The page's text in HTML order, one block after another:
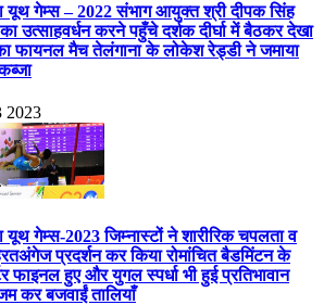
यूथ गेम्स – 2022 संभाग आयुक्त श्री दीपक सिंह
उत्साहवर्धन करने पहुँचे दर्शक दीर्घा में बैठकर देखा
फायनल मैच तेलंगाना के लोकेश रेड्डी ने जमाया
2023
यूथ गेम्स-2023 जिम्नास्टों ने शारीरिक चपलता व
प्रदर्शन कर किया रोमांचित बैडमिंटन के
फाइनल हुए और युगल स्पर्धा भी हुई प्रतिभावान
कर बजवाईं तालियाँ